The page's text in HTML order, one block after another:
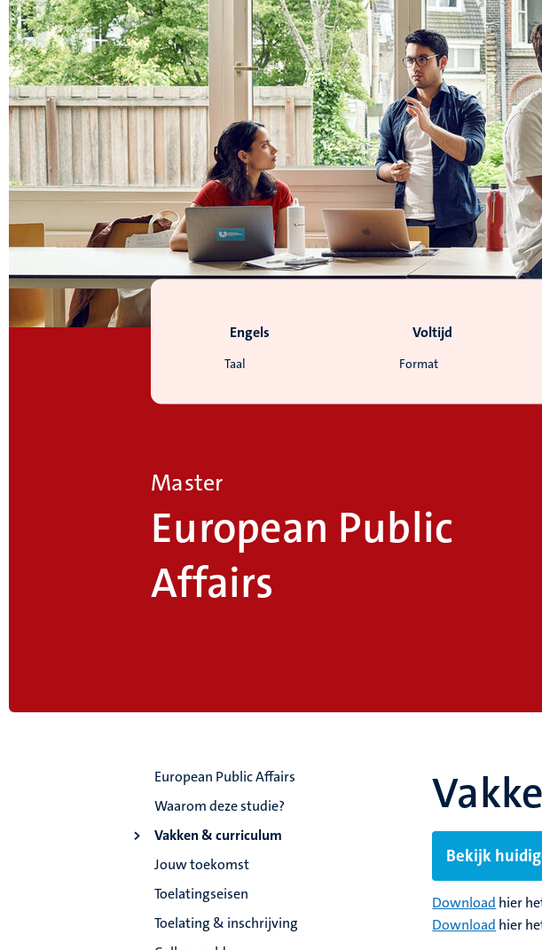
Taal
Engels
Format
Voltijd
Master
European Public
Affairs
European Public Affairs
Waarom deze studie?
Vakken & curriculum
Jouw toekomst
Toelatingseisen
Toelating & inschrijving
Bekijk
Download hier
Download hier